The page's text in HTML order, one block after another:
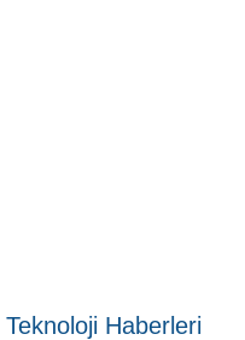
Teknoloji Haberleri